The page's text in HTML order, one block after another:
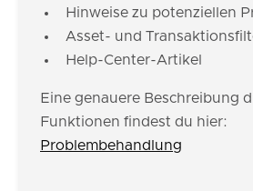
Hinweise zu potenziellen
Asset- und
Help-Center-Artikel
Eine genauere Beschreibung
Funktionen findest du hier:
Problembehandlung